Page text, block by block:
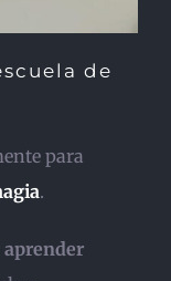
de
para
.
aprender